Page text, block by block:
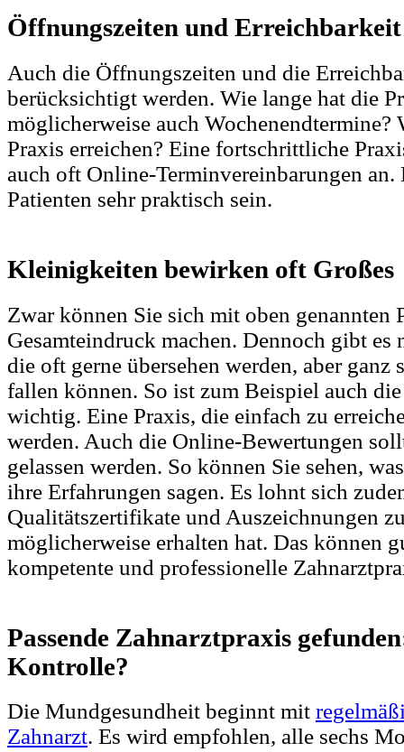
Öffnungszeiten und Erreichbarkeit
Auch die Öffnungszeiten und die
berücksichtigt werden. Wie lange hat die
möglicherweise auch Wochenendtermine?
Praxis erreichen? Eine fortschrittliche
auch oft Online-Terminvereinbarungen
Patienten sehr praktisch sein.
Kleinigkeiten bewirken oft Großes
Zwar können Sie sich mit oben genannten
Gesamteindruck machen. Dennoch gibt
die oft gerne übersehen werden, aber ganz
fallen können. So ist zum Beispiel auch
wichtig. Eine Praxis, die einfach zu
werden. Auch die Online-Bewertungen
gelassen werden. So können Sie sehen,
ihre Erfahrungen sagen. Es lohnt sich
Qualitätszertifikate und Auszeichnungen
möglicherweise erhalten hat. Das können
kompetente und professionelle
Passende Zahnarztpraxis
Kontrolle?
Die Mundgesundheit beginnt mit
Zahnarzt. Es wird empfohlen, alle sechs